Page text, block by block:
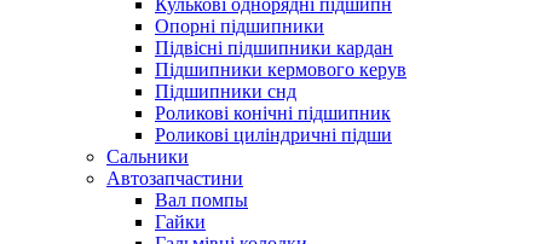
Кулькові однорядні підшипн
Опорні підшипники
Підвісні підшипники кардан
Підшипники кермового керув
Підшипники снд
Роликові конічні підшипник
Роликові циліндричні підши
Сальники
Автозапчастини
Вал помпы
Гайки